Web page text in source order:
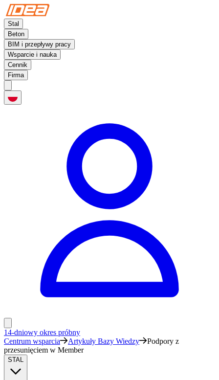
Stal
Beton
BIM i przepływy pracy
Wsparcie i nauka
Cennik
Firma
14-dniowy okres próbny
Centrum wsparcia
Artykuły Bazy Wiedzy
Podpory z
przesunięciem w Member
STAL